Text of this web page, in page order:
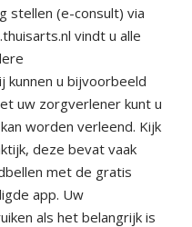
stellen (e-consult) via
vindt u alle
kunnen u bijvoorbeeld
uw zorgverlener kunt u
worden verleend. Kijk
deze bevat vaak
met de gratis
app. Uw
als het belangrijk is